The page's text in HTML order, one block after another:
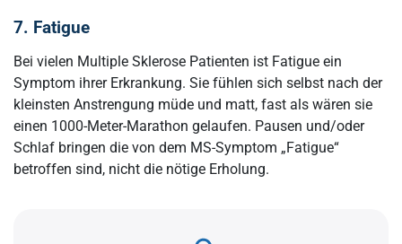
7. Fatigue
Bei vielen Multiple Sklerose Patienten ist Fatigue ein
Symptom ihrer Erkrankung. Sie fühlen sich selbst nach der
kleinsten Anstrengung müde und matt, fast als wären sie
einen 1000-Meter-Marathon gelaufen. Pausen und/oder
Schlaf bringen die von dem MS-Symptom „Fatigue“
betroffen sind, nicht die nötige Erholung.